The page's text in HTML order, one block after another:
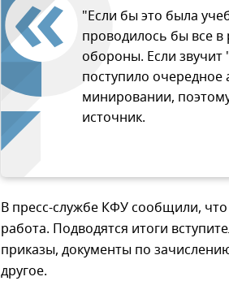
"Если бы это была
проводилось бы все
обороны. Если
поступило
минировании,
источник.
В пресс-службе КФУ сообщили,
работа. Подводятся итоги
приказы, документы по
другое.